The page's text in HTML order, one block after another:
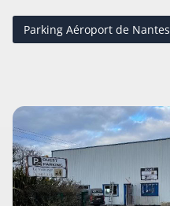
Parking Aéroport de Nantes